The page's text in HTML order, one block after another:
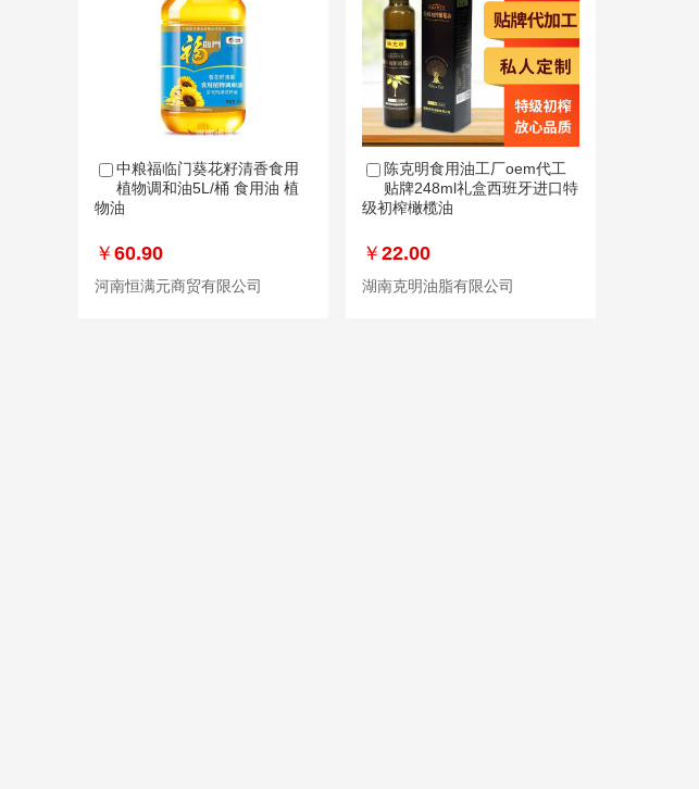
中粮福临门葵花籽清香食用
植物调和油5L/桶 食用油 植
物油
￥ 60.90
河南恒满元商贸有限公司
陈克明食用油工厂oem代工
贴牌248ml礼盒西班牙进口特
级初榨橄榄油
￥ 22.00
湖南克明油脂有限公司